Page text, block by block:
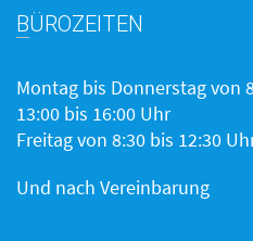
BÜROZEITEN
Montag bis Donnerstag von
13:00 bis 16:00 Uhr
Freitag von 8:30 bis 12:30
Und nach Vereinbarung